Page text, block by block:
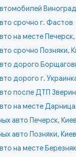
срочно г. Фастов
на месте Печерск,
срочно Позняки,
дорого
дорого г.
после ДТП
на месте
авто Печерск, Киев
авто Позняки, Киев
на месте